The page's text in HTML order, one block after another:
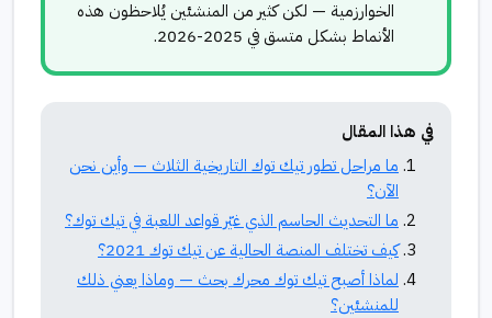
الخوارزمية — لكن كثير من المنشئين يُلاحظون هذه
الأنماط بشكل متسق في 2025-2026.
في هذا المقال
ما مراحل تطور تيك توك التاريخية الثلاث — وأين نحن
الآن؟
ما التحديث الحاسم الذي غيّر قواعد اللعبة في تيك توك؟
كيف تختلف المنصة الحالية عن تيك توك 2021؟
لماذا أصبح تيك توك محرك بحث — وماذا يعني ذلك
للمنشئين؟